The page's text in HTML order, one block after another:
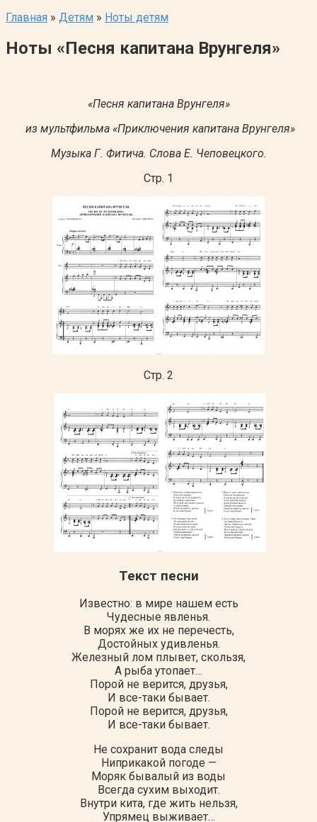
Главная » Детям » Ноты детям
Ноты «Песня капитана Врунгеля»
«Песня капитана Врунгеля»
из мультфильма «Приключения капитана Врунгеля»
Музыка Г. Фитича. Слова Е. Чеповецкого.
Стр. 1
Стр. 2
Текст песни
Известно: в мире нашем есть
Чудесные явленья.
В морях же их не перечесть,
Достойных удивленья.
Железный лом плывет, скользя,
А рыба утопает…
Порой не верится, друзья,
И все-таки бывает.
Порой не верится, друзья,
И все-таки бывает.
Не сохранит вода следы
Ниприкакой погоде —
Моряк бывалый из воды
Всегда сухим выходит.
Внутри кита, где жить нельзя,
Упрямец выживает…